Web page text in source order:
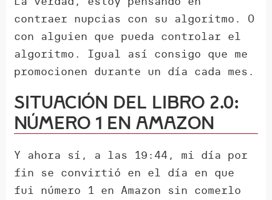
contraer nupcias con su algoritmo. O
con alguien que pueda controlar el
algoritmo. Igual así consigo que me
promocionen durante un día cada mes.
Situación del libro 2.0:
número 1 en Amazon
Y ahora sí, a las 19:44, mi día por
fin se convirtió en el día en que
fui número 1 en Amazon sin comerlo